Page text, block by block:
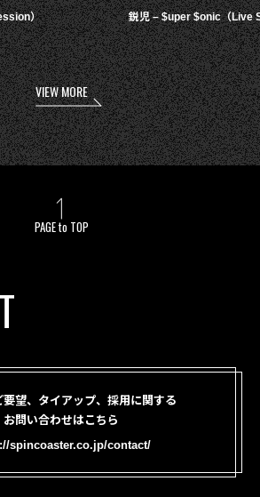
） 鋭児 – $uper $onic（Live
VIEW MORE
PAGE to TOP
要望、タイアップ、採用に関する
お問い合わせはこちら
spincoaster.co.jp/contact/